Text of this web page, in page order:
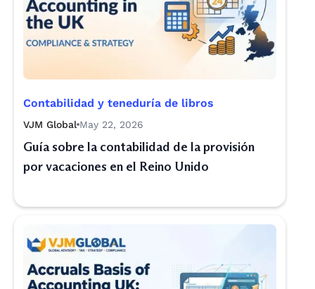
Contabilidad y teneduría de libros
VJM Global May 22, 2026
Guía sobre la contabilidad de la provisión
por vacaciones en el Reino Unido